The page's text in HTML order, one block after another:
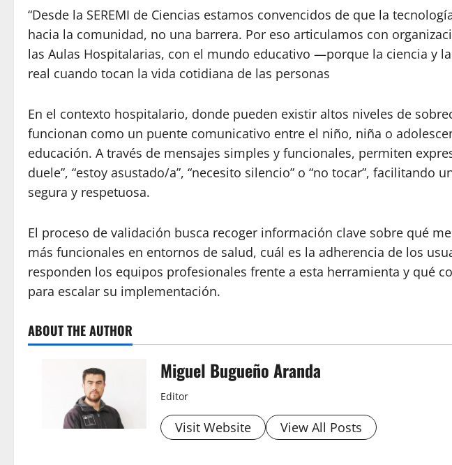
“Desde la SEREMI de Ciencias estamos convencidos de que la
hacia la comunidad, no una barrera. Por eso articulamos con
las Aulas Hospitalarias, con el mundo educativo —porque la ciencia y
real cuando tocan la vida cotidiana de las personas
En el contexto hospitalario, donde pueden existir altos niveles de
funcionan como un puente comunicativo entre el niño, niña o
educación. A través de mensajes simples y funcionales, permiten
duele”, “estoy asustado/a”, “necesito silencio” o “no tocar”, facilitando
segura y respetuosa.
El proceso de validación busca recoger información clave sobre qué
más funcionales en entornos de salud, cuál es la adherencia de los
responden los equipos profesionales frente a esta herramienta y qué
para escalar su implementación.
ABOUT THE AUTHOR
Miguel Bugueño Aranda
Editor
Visit Website View All Posts